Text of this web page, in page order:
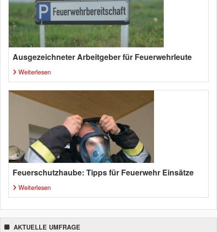
Ausgezeichneter Arbeitgeber für Feuerwehrleute
Weiterlesen
Feuerschutzhaube: Tipps für Feuerwehr Einsätze
Weiterlesen
AKTUELLE UMFRAGE